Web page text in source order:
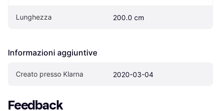
Lunghezza 200.0 cm
Informazioni aggiuntive
Creato presso Klarna 2020-03-04
Feedback